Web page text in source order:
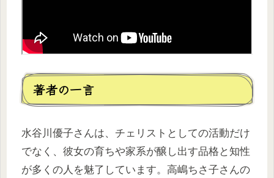
著者の一言
水谷川優子さんは、チェリストとしての活動だけ
でなく、彼女の育ちや家系が醸し出す品格と知性
が多くの人を魅了しています。高嶋ちさ子さんの